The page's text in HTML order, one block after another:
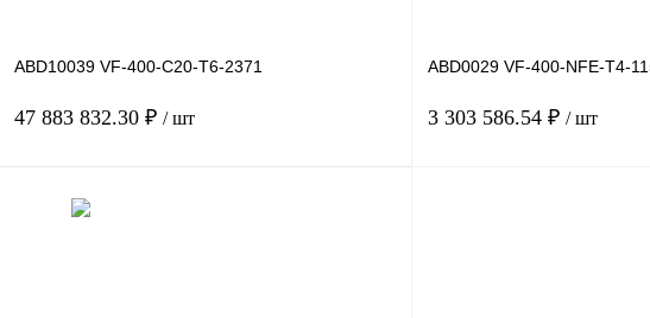
ABD10039 VF-400-C20-T6-2371
47 883 832.30 ₽ / шт
ABD0029 VF-400-NFE-T4-
3 303 586.54 ₽ / шт